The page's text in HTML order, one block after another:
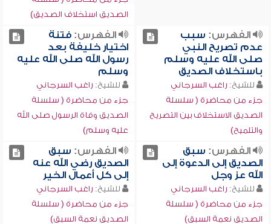
الصديق استخلاف الصديق)
الفهرس: سبب
عدم تصريح النبي
صلى الله عليه وسلم
باستخلاف الصديق
للشيخ: راغب السرجاني
جزء من محاضرة ( سلسلة
الصديق الاستخلاف بين التصريح
والتلميح)
الفهرس:فتنة
اختيار خليفة بعد
رسول الله صلى الله عليه
وسلم
للشيخ: راغب السرجاني
جزء من محاضرة ( سلسلة
الصديق وفاة الرسول صلى الله
عليه وسلم)
الفهرس: سبق
الصديق إلى الدعوة إلى
الله عز وجل
للشيخ: راغب السرجاني
جزء من محاضرة ( سلسلة
الصديق نعمة السبق)
الفهرس: سبق
الصديق رضي الله عنه
إلى كل أعمال الخير
للشيخ: راغب السرجاني
جزء من محاضرة ( سلسلة
الصديق نعمة السبق)